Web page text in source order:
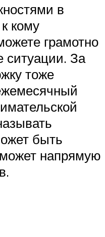
в
кому
грамотно
ситуации. За
тоже
быть
напрямую